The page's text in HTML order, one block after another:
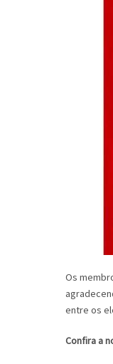
Os
entre os
Confira a